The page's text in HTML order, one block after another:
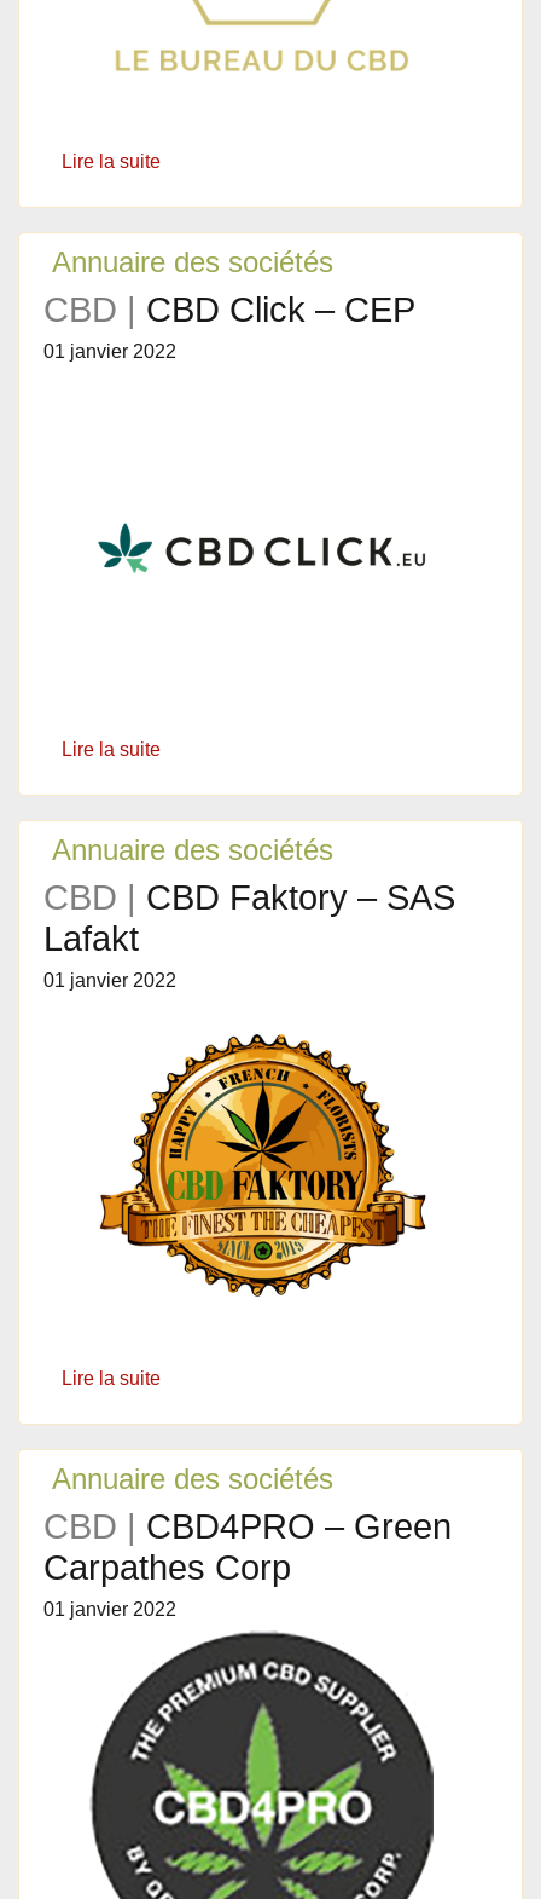
Lire la suite
Annuaire des sociétés
CBD | CBD Click – CEP
01 janvier 2022
Lire la suite
Annuaire des sociétés
CBD | CBD Faktory – SAS
Lafakt
01 janvier 2022
Lire la suite
Annuaire des sociétés
CBD | CBD4PRO – Green
Carpathes Corp
01 janvier 2022